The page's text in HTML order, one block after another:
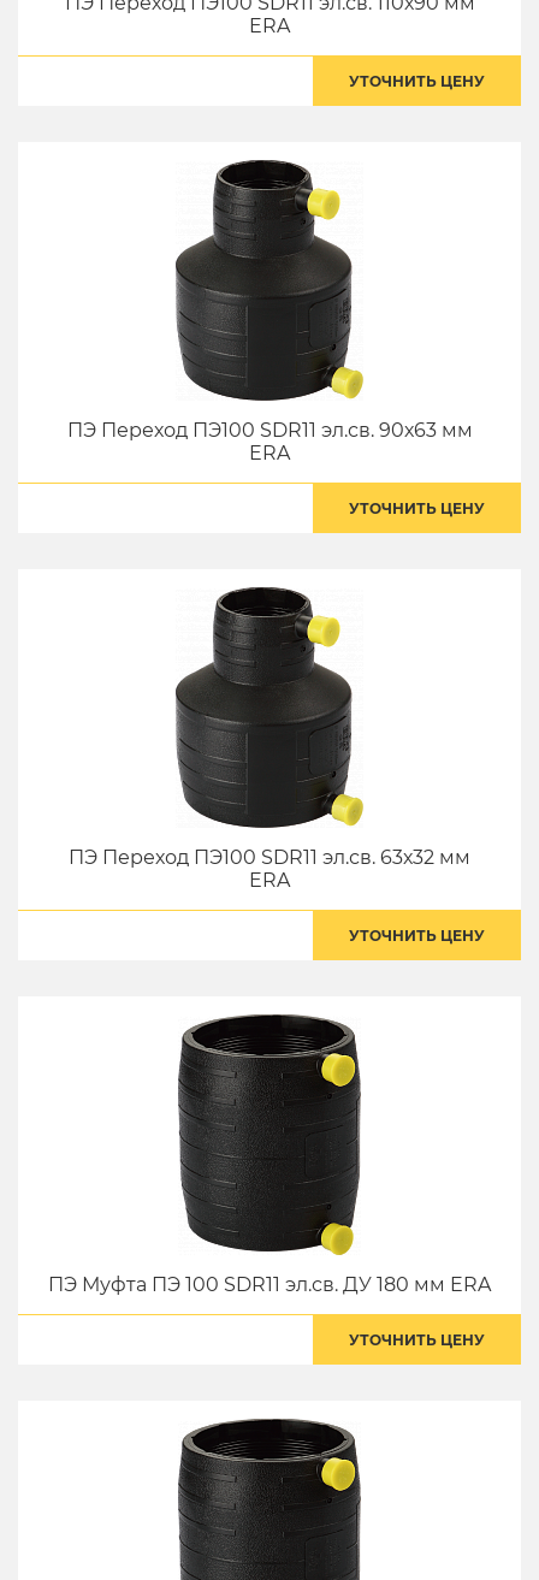
ERA
УТОЧНИТЬ ЦЕНУ
ПЭ Переход ПЭ100 SDR11 эл.св. 90х63 мм
ERA
УТОЧНИТЬ ЦЕНУ
ПЭ Переход ПЭ100 SDR11 эл.св. 63х32 мм
ERA
УТОЧНИТЬ ЦЕНУ
ПЭ Муфта ПЭ 100 SDR11 эл.св. ДУ 180 мм ERA
УТОЧНИТЬ ЦЕНУ